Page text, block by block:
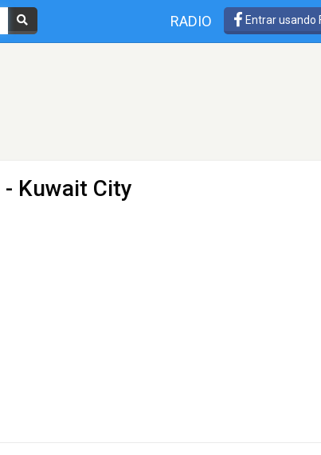
RADIO Entrar usando
- Kuwait City